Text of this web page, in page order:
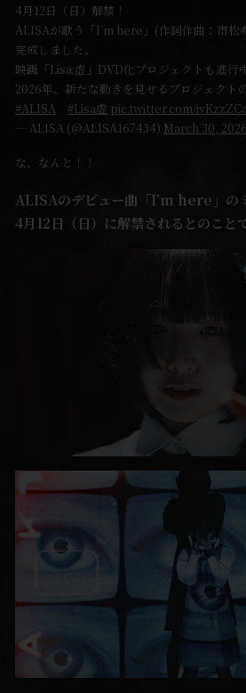
4月12日（日）解禁！
ALISAが歌う「I’m here」(作詞作曲：市
完成しました。
映画「Lisa:虚」DVD化プロジェクトも進行
2026年、新たな動きを見せるプロジェクト
#ALISA
#Lisa虚 pic.twitter.com/
— ALISA (@ALISA167434) March 30, 2026
な、なんと！！
ALISAのデビュー曲「I’m here」の
4月12日（日）に解禁されるとのこと